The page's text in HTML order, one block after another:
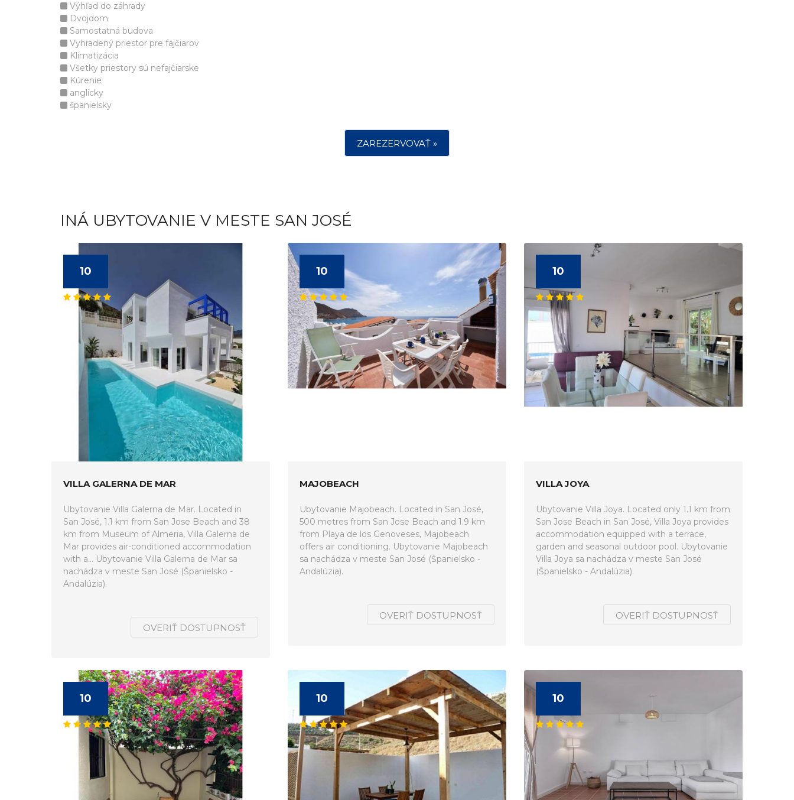
Výhľad do záhrady
Dvojdom
Samostatná budova
Vyhradený priestor pre fajčiarov
Klimatizácia
Všetky priestory sú nefajčiarske
Kúrenie
anglicky
španielsky
ZAREZERVOVAŤ »
INÁ UBYTOVANIE V MESTE SAN JOSÉ
10
VILLA GALERNA DE MAR
Ubytovanie Villa Galerna de Mar. Located in
San José, 1.1 km from San Jose Beach and 38
km from Museum of Almeria, Villa Galerna de
Mar provides air-conditioned accommodation
with a... Ubytovanie Villa Galerna de Mar sa
nachádza v meste San José (Španielsko -
Andalúzia).
OVERIŤ DOSTUPNOSŤ
10
MAJOBEACH
Ubytovanie Majobeach. Located in San José,
500 metres from San Jose Beach and 1.9 km
from Playa de los Genoveses, Majobeach
offers air conditioning. Ubytovanie Majobeach
sa nachádza v meste San José (Španielsko -
Andalúzia).
OVERIŤ DOSTUPNOSŤ
10
VILLA JOYA
Ubytovanie Villa Joya. Located only 1.1 km from
San Jose Beach in San José, Villa Joya provides
accommodation equipped with a terrace,
garden and seasonal outdoor pool. Ubytovanie
Villa Joya sa nachádza v meste San José
(Španielsko - Andalúzia).
OVERIŤ DOSTUPNOSŤ
10 10 10